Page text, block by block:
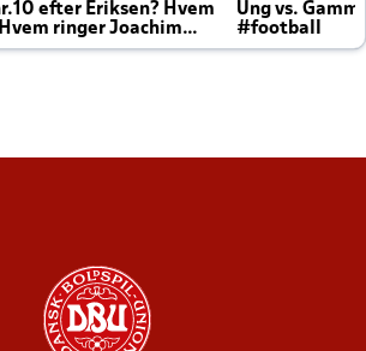
efter Eriksen? Hvem
ringer Joachim
Ung vs.
#football